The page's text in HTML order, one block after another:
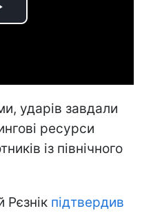
ударів завдали
ресурси
із північного
Рєзнік підтвердив